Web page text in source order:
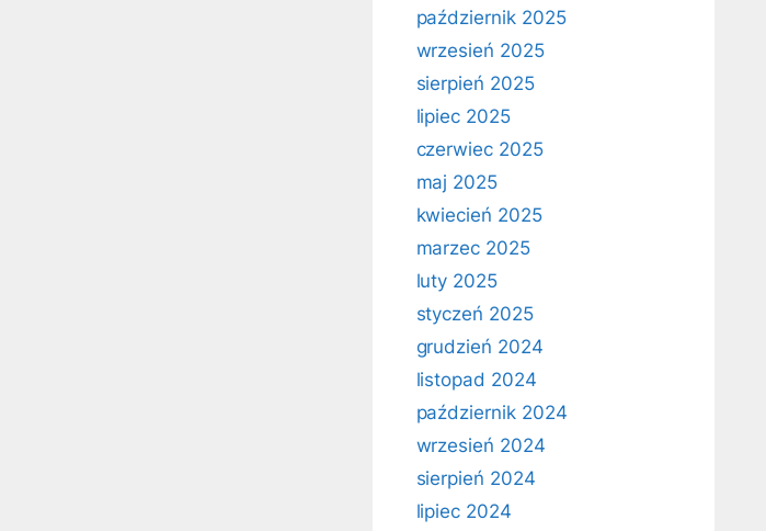
październik 2025
wrzesień 2025
sierpień 2025
lipiec 2025
czerwiec 2025
maj 2025
kwiecień 2025
marzec 2025
luty 2025
styczeń 2025
grudzień 2024
listopad 2024
październik 2024
wrzesień 2024
sierpień 2024
lipiec 2024